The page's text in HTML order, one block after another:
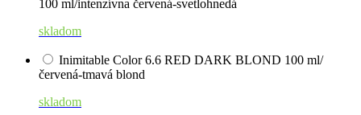
100 ml/intenzívna červená-svetlohnedá
skladom
Inimitable Color 6.6 RED DARK BLOND 100 ml/
červená-tmavá blond
skladom